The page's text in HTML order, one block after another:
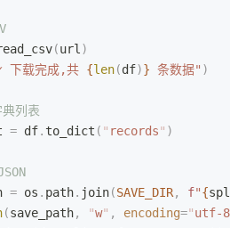
(url )
下载完成,共 {len(df)} 条数据" )
列表
= df. to_dict ( " records" )
= os . path. join(SAVE_DIR, f"{
(save_path, "w" , encoding="utf-8